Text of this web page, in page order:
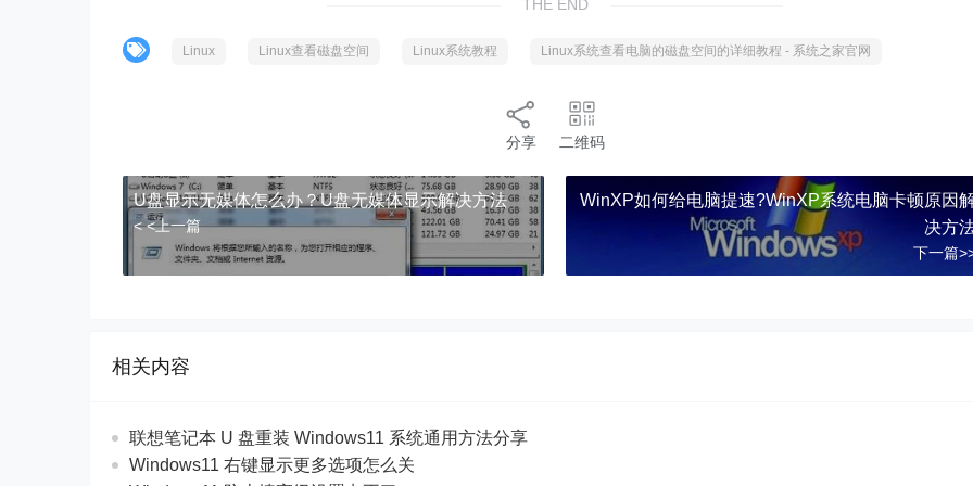
THE END
Linux Linux查看磁盘空间 Linux系统教程 Linux系统查看电脑的磁盘空间的详细教程 - 系统之家官网
分享 二维码
U盘显示无媒体怎么办？U盘无媒体显示解决方法
< <上一篇
WinXP如何给电脑提速?WinXP系统电脑卡顿原因
决方
下一篇
相关内容
联想笔记本 U 盘重装 Windows11 系统通用方法分享
Windows11 右键显示更多选项怎么关